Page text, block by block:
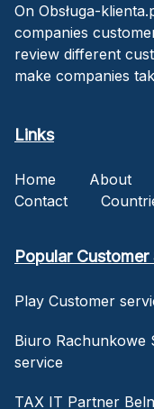
On Obsługa-
companies
review different
make companies
Links
Home About
Contact
Popular Customer
Play Customer
Biuro Rachunkowe
service
TAX IT Partner